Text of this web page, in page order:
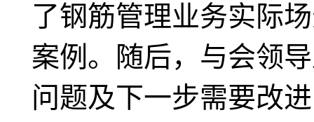
了钢筋管理业务实际
案例。随后，与会领
问题及下一步需要改